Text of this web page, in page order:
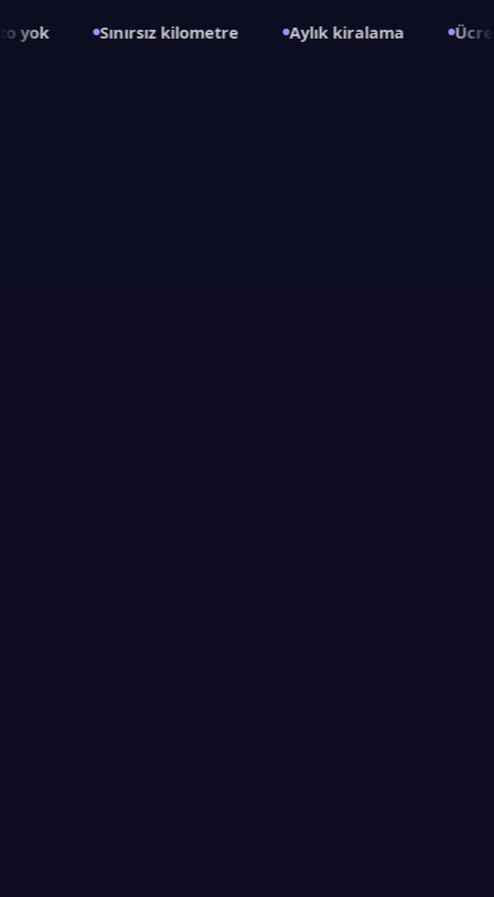
Sınırsız kilometre Aylık kiralama Ücretsiz